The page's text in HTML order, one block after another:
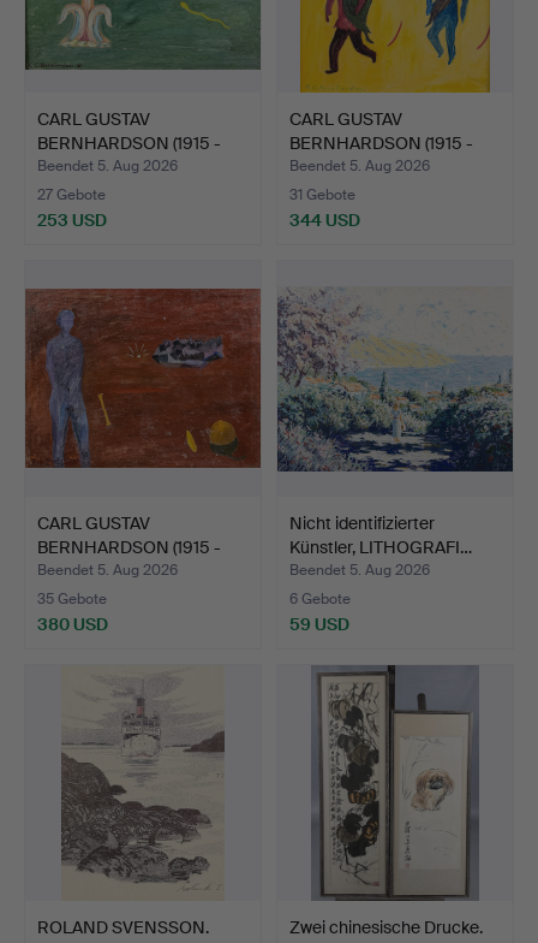
CARL GUSTAV
BERNHARDSON (1915 -
1998). ÖL …
Beendet 5. Aug 2026
27 Gebote
253 USD
CARL GUSTAV
BERNHARDSON (1915 -
1998). ÖL …
Beendet 5. Aug 2026
31 Gebote
344 USD
CARL GUSTAV
BERNHARDSON (1915 -
1998). ÖL …
Beendet 5. Aug 2026
35 Gebote
380 USD
Nicht identifizierter
Künstler, LITHOGRAFI…
Beendet 5. Aug 2026
6 Gebote
59 USD
ROLAND SVENSSON.
Zwei chinesische Drucke.